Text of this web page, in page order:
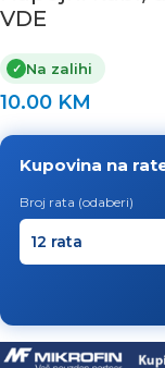
VDE
✓ Na zalihi
10.00 KM
Kupovina na
Broj rata (odaberi)